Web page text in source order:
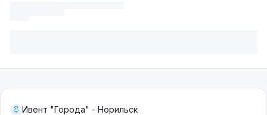
Ивент "Города" - Норильск